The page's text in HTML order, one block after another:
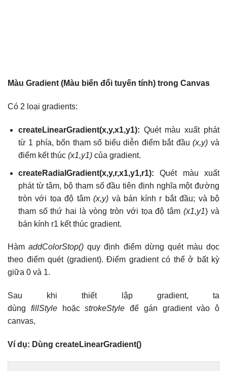
Màu Gradient (Màu biến đổi tuyến tính) trong Canvas
Có 2 loại gradients:
createLinearGradient(x,y,x1,y1): Quét màu xuất phát
từ 1 phía, bốn tham số biểu diễn điểm bắt đầu(x,y) và
điểm kết thúc (x1,y1)của gradient.
createRadialGradient(x,y,r,x1,y1,r1): Quét màu xuất
phát từ tâm, bộ tham số đầu tiên định nghĩa một đường
tròn với tọa độ tâm(x,y) và bán kính r bắt đầu; và bộ
tham số thứ hai là vòng tròn với tọa độ tâm(x1,y1) và
bán kính r1 kết thúc gradient.
HàmaddColorStop() quy định điểm dừng quét màu dọc
theo điểm quét (gradient). Điểm gradient có thể ở bất kỳ
giữa 0 và 1.
Sau khi thiết lập gradient, ta
dùng fillStylehoặcstrokeStyle để gán gradient vào ô
canvas,
Ví dụ: Dùng createLinearGradient()